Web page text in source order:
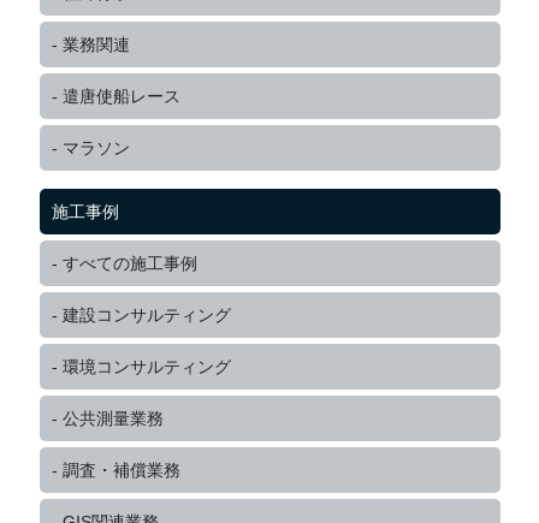
業務関連
遣唐使船レース
マラソン
施工事例
すべての施工事例
建設コンサルティング
環境コンサルティング
公共測量業務
調査・補償業務